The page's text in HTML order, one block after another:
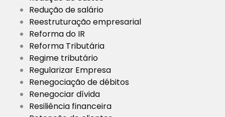
Redução de salário
Reestruturação empresarial
Reforma do IR
Reforma Tributária
Regime tributário
Regularizar Empresa
Renegociação de débitos
Renegociar dívida
Resiliência financeira